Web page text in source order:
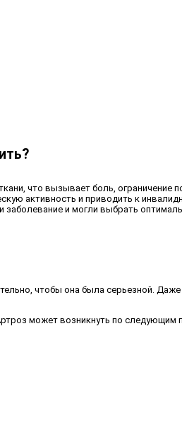
что вызывает боль,
активность и приводить к
и могли выбрать
чтобы она была серьезной.
может возникнуть по следующим